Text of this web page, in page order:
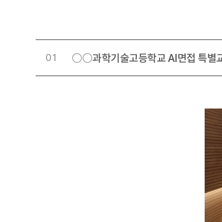
01 ○○과학기술고등학교 AI면접 특별